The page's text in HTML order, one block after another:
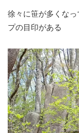
徐々に笹が多くな
プの目印がある